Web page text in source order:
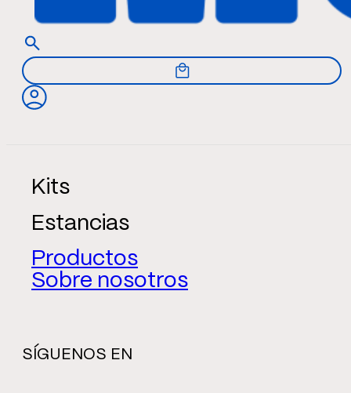
Kits
Estancias
Productos
Sobre nosotros
SÍGUENOS EN